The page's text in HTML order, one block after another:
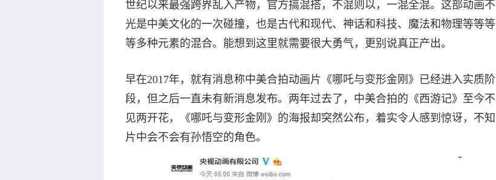
世纪以来最强跨界乱入产物，官方搞混搭，不混则以，一混全混。这部动画不
光是中美文化的一次碰撞，也是古代和现代、神话和科技、魔法和物理等等等
等多种元素的混合。能想到这里就需要很大勇气，更别说真正产出。
早在2017年，就有消息称中美合拍动画片《哪吒与变形金刚》已经进入实质阶
段，但之后一直未有新消息发布。两年过去了，中美合拍的《西游记》至今不
见两开花，《哪吒与变形金刚》的海报却突然公布，着实令人感到惊讶，不知
片中会不会有孙悟空的角色。